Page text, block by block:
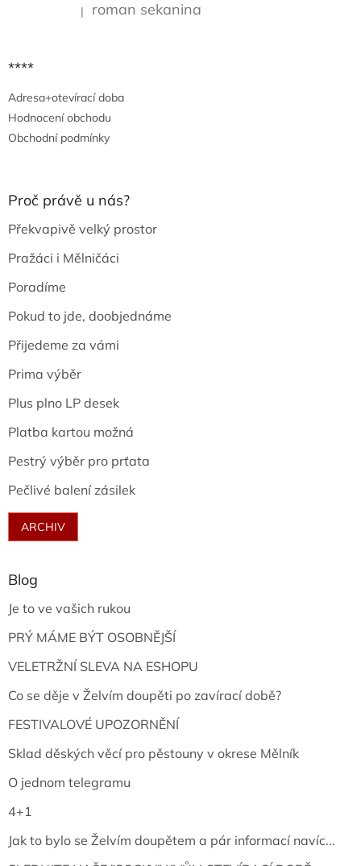
Hodnocení produktu je 5 z 5 hvězdiček.
| roman sekanina
****
Adresa+otevírací doba
Hodnocení obchodu
Obchodní podmínky
Proč právě u nás?
Překvapivě velký prostor
Pražáci i Mělničáci
Poradíme
Pokud to jde, doobjednáme
Přijedeme za vámi
Prima výběr
Plus plno LP desek
Platba kartou možná
Pestrý výběr pro prťata
Pečlivé balení zásilek
ARCHIV
Blog
Je to ve vašich rukou
PRÝ MÁME BÝT OSOBNĚJŠÍ
VELETRŽNÍ SLEVA NA ESHOPU
Co se děje v Želvím doupěti po zavírací době?
FESTIVALOVÉ UPOZORNĚNÍ
Sklad děských věcí pro pěstouny v okrese Mělník
O jednom telegramu
4+1
Jak to bylo se Želvím doupětem a pár informací navíc...